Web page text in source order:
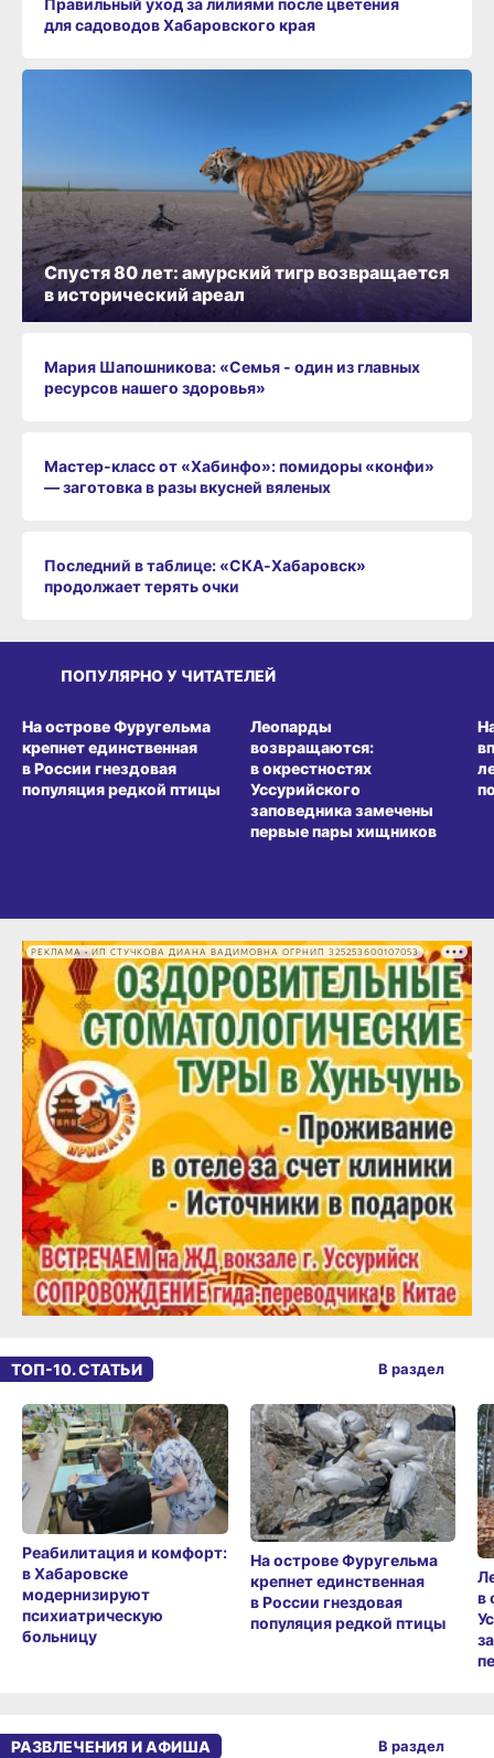
Правильный уход за лилиями после цветения
для садоводов Хабаровского края
Мария Шапошникова: «Семья - один из главных
ресурсов нашего здоровья»
Мастер-класс от «Хабинфо»: помидоры «конфи»
— заготовка в разы вкусней вяленых
Последний в таблице: «СКА‑Хабаровск»
продолжает терять очки
Спустя 80 лет: амурский тигр возвращается
в исторический ареал
ПОПУЛЯРНО У ЧИТАТЕЛЕЙ
На острове Фуругельма
крепнет единственная
в России гнездовая
популяция редкой птицы
Леопарды
возвращаются:
в окрестностях
Уссурийского
заповедника замечены
первые пары хищников
РЕКЛАМА • ИП СТУЧКОВА ДИАНА ВАДИМОВНА ОГРНИП 325253600107053
ТОП-10. СТАТЬИ
Реабилитация и комфорт:
в Хабаровске
модернизируют
психиатрическую
больницу
На острове Фуругельма
крепнет единственная
в России гнездовая
популяция редкой птицы
в
В раздел
РАЗВЛЕЧЕНИЯ И АФИША В раздел